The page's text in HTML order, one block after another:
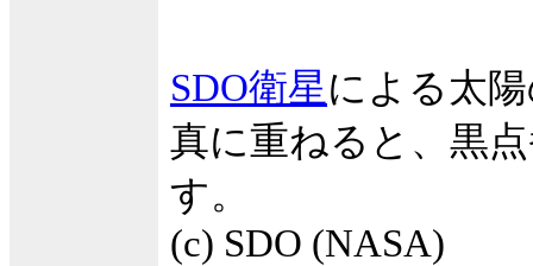
SDO衛星による太
真に重ねると、黒
す。
(c) SDO (NASA)